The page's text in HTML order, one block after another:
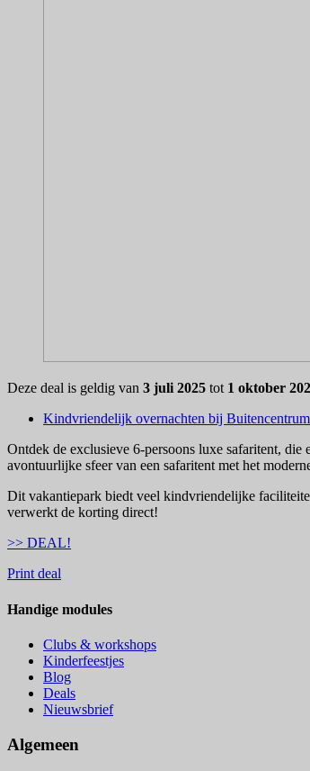
Deze deal is geldig van 3 juli 2025 tot 1 oktober
Kindvriendelijk overnachten bij
Ontdek de exclusieve 6-persoons luxe safaritent,
avontuurlijke sfeer van een safaritent met het
Dit vakantiepark biedt veel kindvriendelijke
verwerkt de korting direct!
>> DEAL!
Print deal
Handige modules
Clubs & workshops
Kinderfeestjes
Blog
Deals
Nieuwsbrief
Algemeen